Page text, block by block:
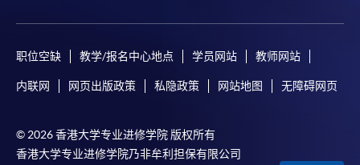
职位空缺 教学/报名中心地点 学员网站 教师网站
内联网 网页出版政策 私隐政策 网站地图 无障碍网页
© 2026 香港大学专业进修学院 版权所有
香港大学专业进修学院乃非牟利担保有限公司